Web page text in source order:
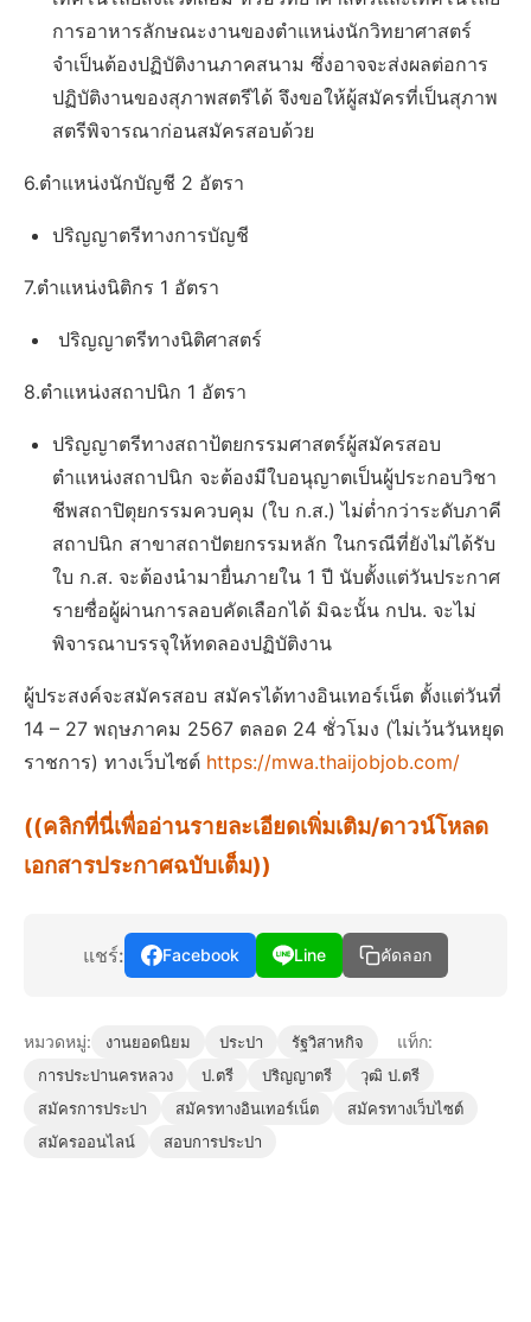
การอาหารลักษณะงานของตำแหน่งนักวิทยาศาสตร์
จำเป็นต้องปฏิบัติงานภาคสนาม ซึ่งอาจจะส่งผลต่อการ
ปฏิบัติงานของสุภาพสตรีได้ จึงขอให้ผู้สมัครที่เป็นสุภาพ
สตรีพิจารณาก่อนสมัครสอบด้วย
6.ตำแหน่งนักบัญชี 2 อัตรา
ปริญญาตรีทางการบัญชี
7.ตำแหน่งนิติกร 1 อัตรา
ปริญญาตรีทางนิติศาสตร์
8.ตำแหน่งสถาปนิก 1 อัตรา
ปริญญาตรีทางสถาป้ตยกรรมศาสตร์ผู้สมัครสอบ
ตำแหน่งสถาปนิก จะต้องมีใบอนุญาตเป็นผู้ประกอบวิชา
ชีพสถาปิตุยกรรมควบคุม (ใบ ก.ส.) ไม่ตํ่ากว่าระดับภาคี
สถาปนิก สาขาสถาปัตยกรรมหลัก ในกรณีที่ยังไม่ได้รับ
ใบ ก.ส. จะต้องนำมายื่นภายใน 1 ปี นับตั้งแต่วันประกาศ
รายซื่อผู้ผ่านการลอบคัดเลือกได้ มิฉะนั้น กปน. จะไม่
พิจารณาบรรจุให้ทดลองปฏิบัติงาน
ผู้ประสงค์จะสมัครสอบ สมัครได้ทางอินเทอร์เน็ต ตั้งแต่วันที่
14 – 27 พฤษภาคม 2567 ตลอด 24 ชั่วโมง (ไม่เว้นวันหยุด
ราชการ) ทางเว็บไซต์ https://mwa.thaijobjob.com/
((คลิกที่นี่เพื่ออ่านรายละเอียดเพิ่มเติม/ดาวน์โหลด
เอกสารประกาศฉบับเต็ม))
แชร์: Facebook Line คัดลอก
หมวดหมู่: งานยอดนิยม ประปา รัฐวิสาหกิจ แท็ก:
การประปานครหลวง ป.ตรี ปริญญาตรี
วุฒิ ป.ตรี
สมัครการประปา
สมัครทางอินเทอร์เน็ต
สมัครทางเว็บไซต์
สมัครออนไลน์
สอบการประปา